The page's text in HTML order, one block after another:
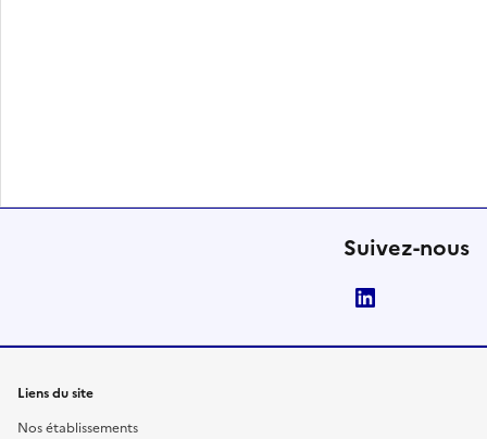
Suivez-nous
Liens du site
Nos établissements